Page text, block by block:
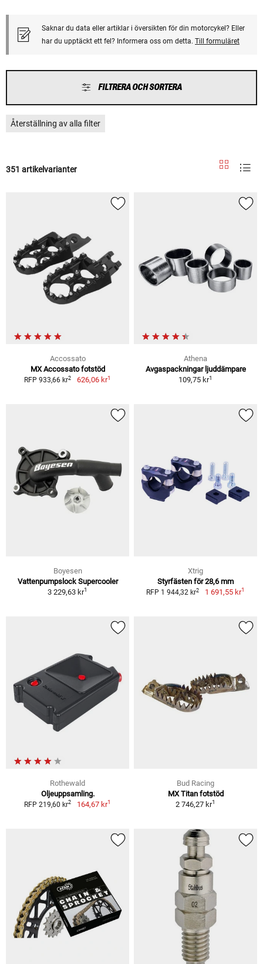
Saknar du data eller artiklar i översikten för din motorcykel? Eller
har du upptäckt ett fel? Informera oss om detta. Till formuläret
FILTRERA OCH SORTERA
Återställning av alla filter
351 artikelvarianter
Accossato
MX Accossato fotstöd
RFP 933,66 kr2 626,06 kr1
Athena
Avgaspackningar ljuddämpare
109,75 kr1
Boyesen
Vattenpumpslock Supercooler
3 229,63 kr1
Xtrig
Styrfästen för 28,6 mm
RFP 1 944,32 kr2 1 691,55 kr1
Rothewald
Oljeuppsamling.
RFP 219,60 kr2 164,67 kr1
Bud Racing
MX Titan fotstöd
2 746,27 kr1